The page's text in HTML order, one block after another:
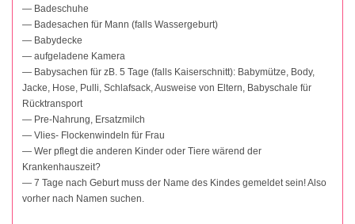
— Badeschuhe
— Badesachen für Mann (falls Wassergeburt)
— Babydecke
— aufgeladene Kamera
— Babysachen für zB. 5 Tage (falls Kaiserschnitt): Babymütze, Body,
Jacke, Hose, Pulli, Schlafsack, Ausweise von Eltern, Babyschale für
Rücktransport
— Pre-Nahrung, Ersatzmilch
— Vlies- Flockenwindeln für Frau
— Wer pflegt die anderen Kinder oder Tiere wärend der
Krankenhauszeit?
— 7 Tage nach Geburt muss der Name des Kindes gemeldet sein! Also
vorher nach Namen suchen.